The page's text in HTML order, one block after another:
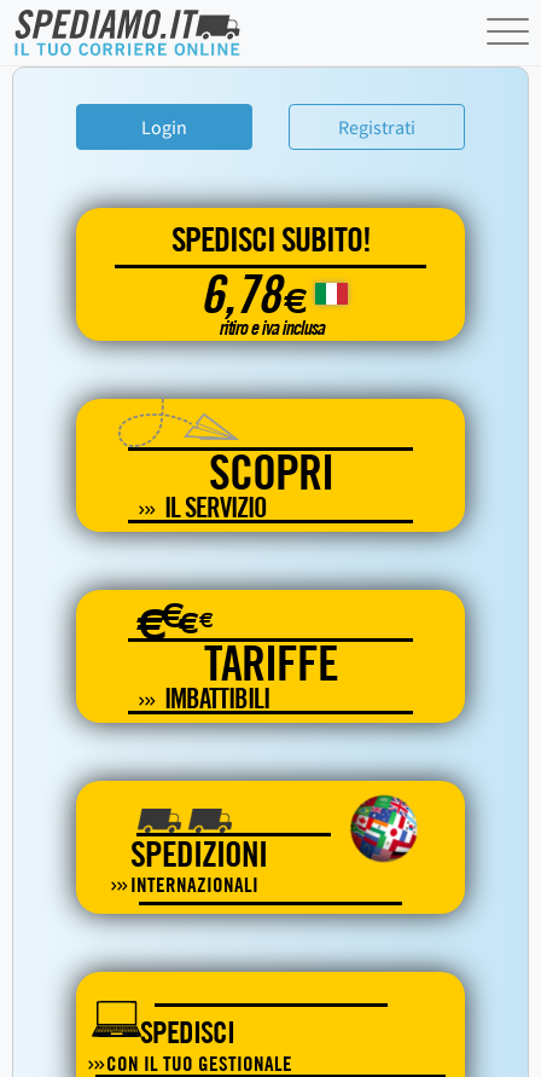
Login Registrati
SPEDISCI SUBITO!
6,78€
ritiro e iva inclusa
SCOPRI
IL SERVIZIO
€€€€
TARIFFE
IMBATTIBILI
SPEDIZIONI
INTERNAZIONALI
SPEDISCI
CON IL TUO GESTIONALE